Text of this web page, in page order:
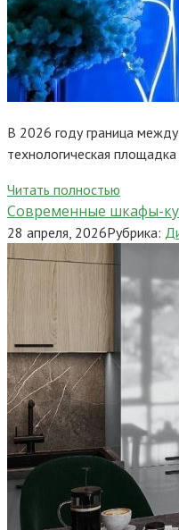
В 2026 году граница
технологическая
Читать полностью
Современные шкафы-
28 апреля, 2026Рубрика: